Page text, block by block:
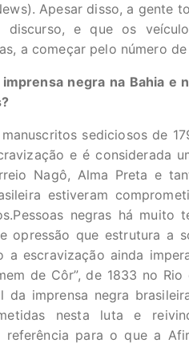
Apesar disso, a gente
discurso, e que os
a começar pelo número
negra na Bahia e
sediciosos de
e é considerada
Nagô, Alma Preta e
estiveram
negras há muito
opressão que estrutura a
a escravização ainda
de Côr”, de 1833 no
imprensa negra
nesta luta e
referência para o que a